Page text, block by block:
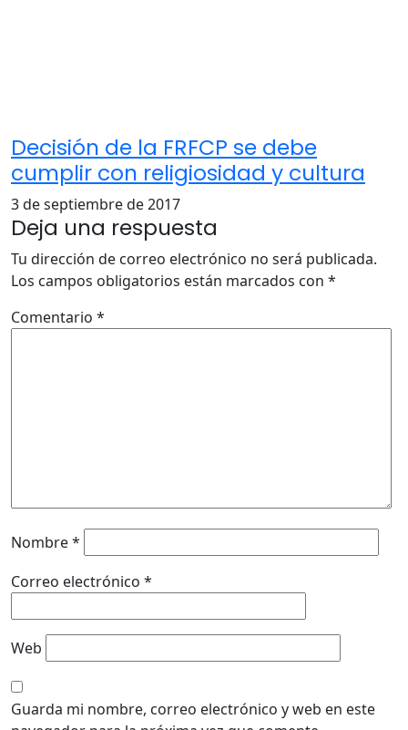
Decisión de la FRFCP se debe
cumplir con religiosidad y cultura
3 de septiembre de 2017
Deja una respuesta
Tu dirección de correo electrónico no será publicada.
Los campos obligatorios están marcados con *
Comentario *
Nombre*
Correo electrónico *
Web
Guarda mi nombre, correo electrónico y web en este